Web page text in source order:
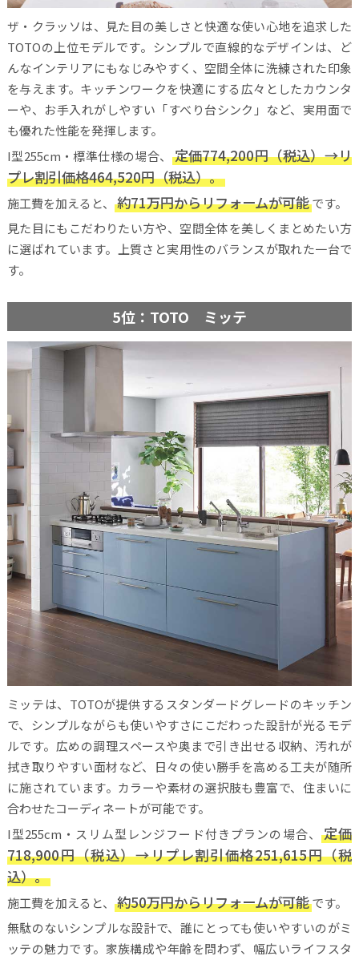
ザ・クラッソは、見た目の美しさと快適な使い心地を追求した
TOTOの上位モデルです。シンプルで直線的なデザインは、ど
んなインテリアにもなじみやすく、空間全体に洗練された印象
を与えます。キッチンワークを快適にする広々としたカウンタ
ーや、お手入れがしやすい「すべり台シンク」など、実用面で
も優れた性能を発揮します。
I型255cm・標準仕様の場合、
定価774,200円（税込）→リ
プレ割引価格464,520円（税込）。
施工費を加えると、 約71万円からリフォームが可能です。
見た目にもこだわりたい方や、空間全体を美しくまとめたい方
に選ばれています。上質さと実用性のバランスが取れた一台で
す。
5位：TOTO ミッテ
ミッテは、TOTOが提供するスタンダードグレードのキッチン
で、シンプルながらも使いやすさにこだわった設計が光るモデ
ルです。広めの調理スペースや奥まで引き出せる収納、汚れが
拭き取りやすい面材など、日々の使い勝手を高める工夫が随所
に施されています。カラーや素材の選択肢も豊富で、住まいに
合わせたコーディネートが可能です。
I型255cm・スリム型レンジフード付きプランの場合、
定価
718,900円（税込）→リプレ割引価格251,615円（税
込）。
施工費を加えると、 約50万円からリフォームが可能です。
無駄のないシンプルな設計で、誰にとっても使いやすいのがミ
ッテの魅力です。家族構成や年齢を問わず、幅広いライフスタ